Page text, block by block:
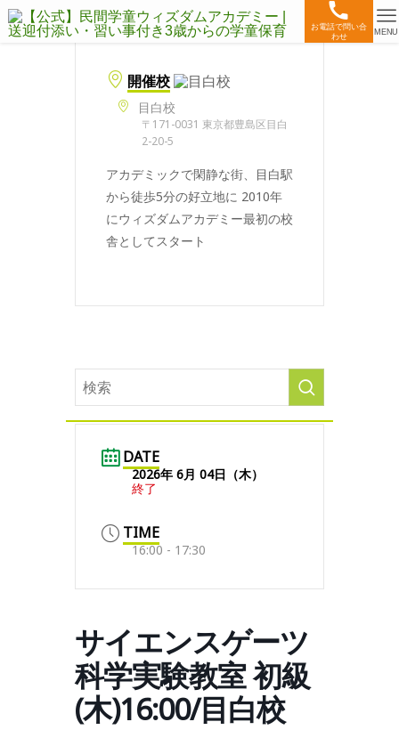
お電話で問い合
わせ
MENU
開催校
目白校
〒171-0031 東京都豊島区目白
2-20-5
アカデミックで閑静な街、目白駅
から徒歩5分の好立地に 2010年
にウィズダムアカデミー最初の校
舎としてスタート
DATE
2026年 6月 04日（木）
終了
TIME
16:00 - 17:30
サイエンスゲーツ
科学実験教室 初級
(木)16:00/目白校